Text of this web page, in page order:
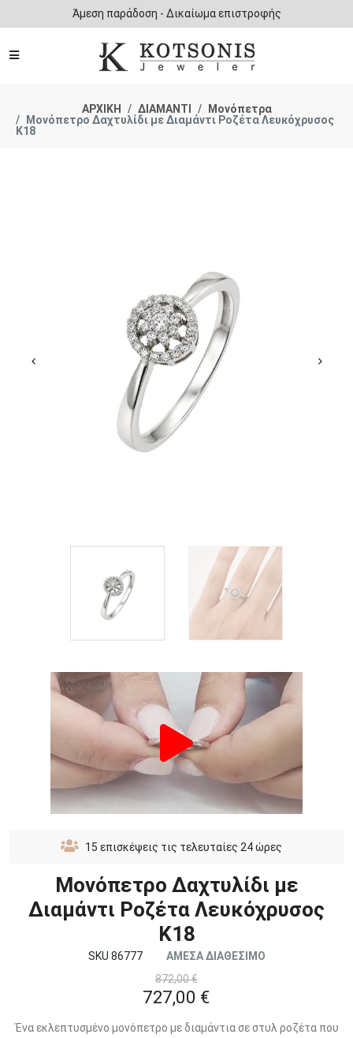
Άμεση παράδοση - Δικαίωμα επιστροφής
ΑΡΧΙΚΗ ΔΙΑΜΑΝΤΙ
Μονόπετρα
Μονόπετρο Δαχτυλίδι με Διαμάντι Ροζέτα Λευκόχρυσος
Κ18
15 επισκέψεις τις τελευταίες 24 ώρες
Μονόπετρο Δαχτυλίδι με
Διαμάντι Ροζέτα Λευκόχρυσος
Κ18
SKU 86777
ΑΜΕΣΑ ΔΙΑΘΕΣΙΜΟ
872,00 €
727,00 €
Ένα εκλεπτυσμένο μονόπετρο με διαμάντια σε στυλ ροζέτα που